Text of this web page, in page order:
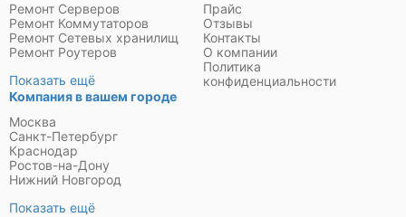
Ремонт Серверов
Ремонт Коммутаторов
Ремонт Сетевых хранилищ
Ремонт Роутеров
Показать ещё
Компания в вашем городе
Москва
Санкт-Петербург
Краснодар
Ростов-на-Дону
Нижний Новгород
Показать ещё
Прайс
Отзывы
Контакты
О компании
Политика
конфиденциальности